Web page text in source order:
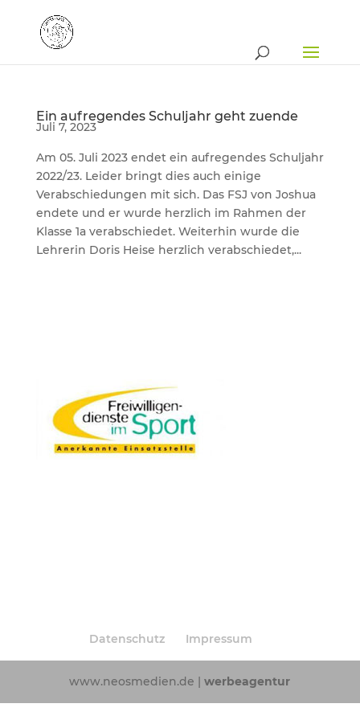
Ein aufregendes Schuljahr geht zuende
Juli 7, 2023
Am 05. Juli 2023 endet ein aufregendes Schuljahr
2022/23. Leider bringt dies auch einige
Verabschiedungen mit sich. Das FSJ von Joshua
endete und er wurde herzlich im Rahmen der
Klasse 1a verabschiedet. Weiterhin wurde die
Lehrerin Doris Heise herzlich verabschiedet,...
Datenschutz Impressum
www.neosmedien.de |werbeagentur